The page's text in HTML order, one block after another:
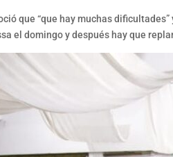
que “que hay muchas
el domingo y después hay que